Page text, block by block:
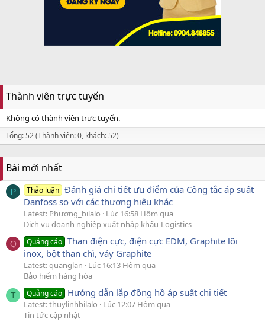
Thành viên trực tuyến
Không có thành viên trực tuyến.
Tổng: 52 (Thành viên: 0, khách: 52)
Bài mới nhất
P Thảo luận Đánh giá chi tiết ưu điểm của Công tắc áp suất
Danfoss so với các thương hiệu khác
Latest: Phương_bilalo
Lúc 16:58 Hôm qua
Dịch vụ doanh nghiệp xuất nhập khẩu-Logistics
Q Quảng cáo Than điện cực, điện cực EDM, Graphite lõi
inox, bột than chì, vảy Graphite
Latest: quanglan
Lúc 16:13 Hôm qua
Bảo hiểm hàng hóa
T Quảng cáo Hướng dẫn lắp đồng hồ áp suất chi tiết
Latest: thuylinhbilalo
Lúc 12:07 Hôm qua
Tin tức cập nhật